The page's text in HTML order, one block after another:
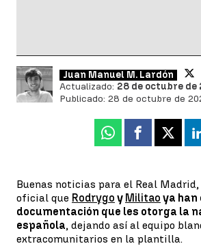
Juan Manuel M. Lardón
Actualizado: 28 de octubre de
Publicado: 28 de octubre de
Whatsapp
Facebook
X
Buenas noticias para el Real Madrid,
oficial que Rodrygo y Militao ya han
documentación que les otorga la
española, dejando así al equipo
extracomunitarios en la plantilla.